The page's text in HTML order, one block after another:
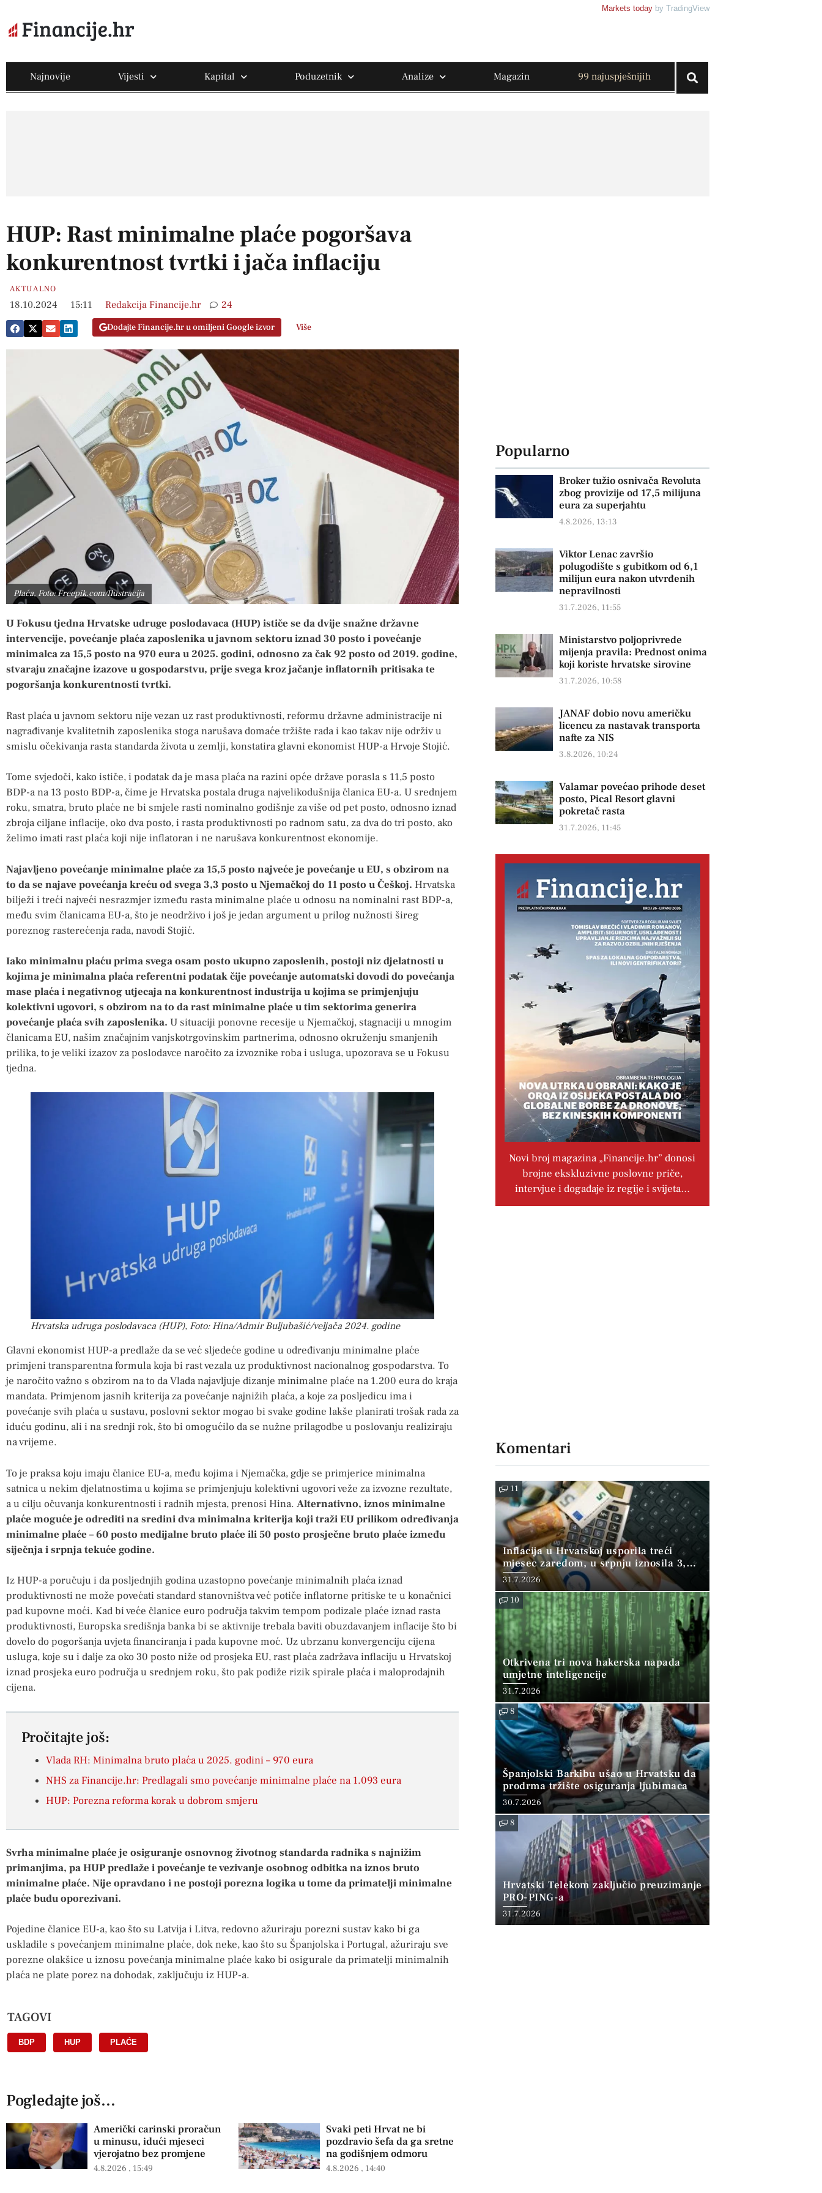
Markets today by TradingView
Najnovije Vijesti Kapital Poduzetnik Analize Magazin 99 najuspješnijih
HUP: Rast minimalne plaće pogoršava
konkurentnost tvrtki i jača inflaciju
AKTUALNO
18.10.2024 15:11 Redakcija Financije.hr 24
Dodajte Financije.hr u omiljeni Google izvor Više
Plaća, Foto: Freepik.com/Ilustracija
U Fokusu tjedna Hrvatske udruge poslodavaca (HUP) ističe se da dvije snažne državne
intervencije, povećanje plaća zaposlenika u javnom sektoru iznad 30 posto i povećanje
minimalca za 15,5 posto na 970 eura u 2025. godini, odnosno za čak 92 posto od 2019. godine,
stvaraju značajne izazove u gospodarstvu, prije svega kroz jačanje inflatornih pritisaka te
pogoršanja konkurentnosti tvrtki.
Rast plaća u javnom sektoru nije vezan uz rast produktivnosti, reformu državne administracije ni
nagrađivanje kvalitetnih zaposlenika stoga narušava domaće tržište rada i kao takav nije održiv u
smislu očekivanja rasta standarda života u zemlji, konstatira glavni ekonomist HUP-a Hrvoje Stojić.
Tome svjedoči, kako ističe, i podatak da je masa plaća na razini opće države porasla s 11,5 posto
BDP-a na 13 posto BDP-a, čime je Hrvatska postala druga najvelikodušnija članica EU-a. U srednjem
roku, smatra, bruto plaće ne bi smjele rasti nominalno godišnje za više od pet posto, odnosno iznad
zbroja ciljane inflacije, oko dva posto, i rasta produktivnosti po radnom satu, za dva do tri posto, ako
želimo imati rast plaća koji nije inflatoran i ne narušava konkurentnost ekonomije.
Najavljeno povećanje minimalne plaće za 15,5 posto najveće je povećanje u EU, s obzirom na
to da se najave povećanja kreću od svega 3,3 posto u Njemačkoj do 11 posto u Češkoj. Hrvatska
bilježi i treći najveći nesrazmjer između rasta minimalne plaće u odnosu na nominalni rast BDP-a,
među svim članicama EU-a, što je neodrživo i još je jedan argument u prilog nužnosti šireg
poreznog rasterećenja rada, navodi Stojić.
Iako minimalnu plaću prima svega osam posto ukupno zaposlenih, postoji niz djelatnosti u
kojima je minimalna plaća referentni podatak čije povećanje automatski dovodi do povećanja
mase plaća i negativnog utjecaja na konkurentnost industrija u kojima se primjenjuju
kolektivni ugovori, s obzirom na to da rast minimalne plaće u tim sektorima generira
povećanje plaća svih zaposlenika. U situaciji ponovne recesije u Njemačkoj, stagnaciji u mnogim
članicama EU, našim značajnim vanjskotrgovinskim partnerima, odnosno okruženju smanjenih
prilika, to je veliki izazov za poslodavce naročito za izvoznike roba i usluga, upozorava se u Fokusu
tjedna.
Hrvatska udruga poslodavaca (HUP), Foto: Hina/Admir Buljubašić/veljača 2024. godine
Glavni ekonomist HUP-a predlaže da se već sljedeće godine u određivanju minimalne plaće
primjeni transparentna formula koja bi rast vezala uz produktivnost nacionalnog gospodarstva. To
je naročito važno s obzirom na to da Vlada najavljuje dizanje minimalne plaće na 1.200 eura do kraja
mandata. Primjenom jasnih kriterija za povećanje najnižih plaća, a koje za posljedicu ima i
povećanje svih plaća u sustavu, poslovni sektor mogao bi svake godine lakše planirati trošak rada za
iduću godinu, ali i na srednji rok, što bi omogućilo da se nužne prilagodbe u poslovanju realiziraju
na vrijeme.
To je praksa koju imaju članice EU-a, među kojima i Njemačka, gdje se primjerice minimalna
satnica u nekim djelatnostima u kojima se primjenjuju kolektivni ugovori veže za izvozne rezultate,
a u cilju očuvanja konkurentnosti i radnih mjesta, prenosi Hina. Alternativno, iznos minimalne
plaće moguće je odrediti na sredini dva minimalna kriterija koji traži EU prilikom određivanja
minimalne plaće – 60 posto medijalne bruto plaće ili 50 posto prosječne bruto plaće između
siječnja i srpnja tekuće godine.
Iz HUP-a poručuju i da posljednjih godina uzastopno povećanje minimalnih plaća iznad
produktivnosti ne može povećati standard stanovništva već potiče inflatorne pritiske te u konačnici
pad kupovne moći. Kad bi veće članice euro područja takvim tempom podizale plaće iznad rasta
produktivnosti, Europska središnja banka bi se aktivnije trebala baviti obuzdavanjem inflacije što bi
dovelo do pogoršanja uvjeta financiranja i pada kupovne moć. Uz ubrzanu konvergenciju cijena
usluga, koje su i dalje za oko 30 posto niže od prosjeka EU, rast plaća zadržava inflaciju u Hrvatskoj
iznad prosjeka euro područja u srednjem roku, što pak podiže rizik spirale plaća i maloprodajnih
cijena.
Pročitajte još:
Vlada RH: Minimalna bruto plaća u 2025. godini – 970 eura
NHS za Financije.hr: Predlagali smo povećanje minimalne plaće na 1.093 eura
HUP: Porezna reforma korak u dobrom smjeru
Svrha minimalne plaće je osiguranje osnovnog životnog standarda radnika s najnižim
primanjima, pa HUP predlaže i povećanje te vezivanje osobnog odbitka na iznos bruto
minimalne plaće. Nije opravdano i ne postoji porezna logika u tome da primatelji minimalne
plaće budu oporezivani.
Pojedine članice EU-a, kao što su Latvija i Litva, redovno ažuriraju porezni sustav kako bi ga
uskladile s povećanjem minimalne plaće, dok neke, kao što su Španjolska i Portugal, ažuriraju sve
porezne olakšice u iznosu povećanja minimalne plaće kako bi osigurale da primatelji minimalnih
plaća ne plate porez na dohodak, zaključuju iz HUP-a.
TAGOVI
BDP HUP PLAĆE
Pogledajte još...
Američki carinski proračun
u minusu, idući mjeseci
vjerojatno bez promjene
4.8.2026 15:49
Svaki peti Hrvat ne bi
pozdravio šefa da ga sretne
na godišnjem odmoru
4.8.2026 14:40
Popularno
Broker tužio osnivača Revoluta
zbog provizije od 17,5 milijuna
eura za superjahtu
4.8.2026, 13:13
Viktor Lenac završio
polugodište s gubitkom od 6,1
milijun eura nakon utvrđenih
nepravilnosti
31.7.2026, 11:55
Ministarstvo poljoprivrede
mijenja pravila: Prednost onima
koji koriste hrvatske sirovine
31.7.2026, 10:58
JANAF dobio novu američku
licencu za nastavak transporta
nafte za NIS
3.8.2026, 10:24
Valamar povećao prihode deset
posto, Pical Resort glavni
pokretač rasta
31.7.2026, 11:45
Novi broj magazina „Financije.hr” donosi
brojne ekskluzivne poslovne priče,
intervjue i događaje iz regije i svijeta…
Komentari
11
Inflacija u Hrvatskoj usporila treći
mjesec zaredom, u srpnju iznosila 3,9
posto
31.7.2026
10
Otkrivena tri nova hakerska napada
umjetne inteligencije
31.7.2026
8
Španjolski Barkibu ušao u Hrvatsku da
prodrma tržište osiguranja ljubimaca
30.7.2026
8
Hrvatski Telekom zaključio preuzimanje
PRO-PING-a
31.7.2026